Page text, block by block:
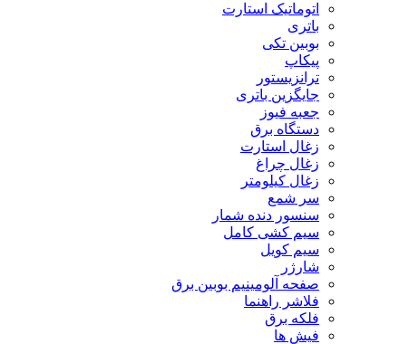
اتوماتیک استارت
باتری
بوبین تکی
پیکاپ
ترانزیستور
جایگزین باتری
جعبه فیوز
دستگاه برق
زغال استارت
زغال چراغ
زغال کیلومتر
سر شمع
سنسور دنده شمار
سیم کشی کامل
سیم کویل
شارژر
صفحه آلومینیم بوبین برق
فلاشر راهنما
فلکه برق
فیش ها